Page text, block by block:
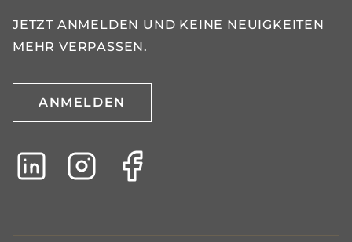
JETZT ANMELDEN UND KEINE NEUIGKEITEN
MEHR VERPASSEN.
ANMELDEN